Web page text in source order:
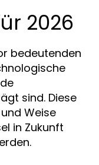
2026
bedeutenden
sind. Diese
Weise
in Zukunft